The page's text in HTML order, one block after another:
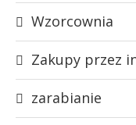
Wzorcownia
Zakupy przez
zarabianie